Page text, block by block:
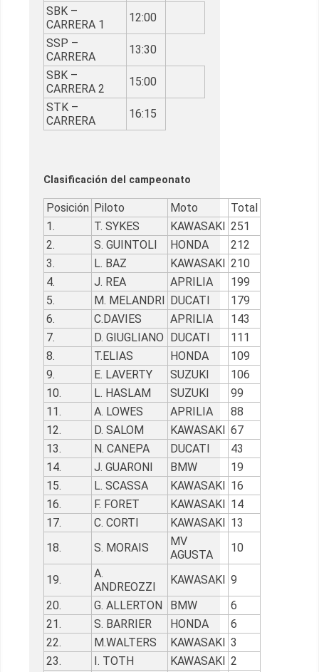
SBK –
CARRERA 1
12:00
SSP –
CARRERA
13:30
SBK –
CARRERA 2
15:00
STK –
CARRERA
16:15
Clasificación del campeonato
Posición Piloto Moto
Total
1.
T. SYKES KAWASAKI 251
2.
S. GUINTOLI HONDA
212
3.
L. BAZ KAWASAKI 210
4.
J. REA APRILIA
199
5.
M. MELANDRI DUCATI
179
6.
C.DAVIES APRILIA
143
7.
D. GIUGLIANO DUCATI
111
8.
T.ELIAS HONDA
109
9.
E. LAVERTY SUZUKI
106
10.
L. HASLAM SUZUKI
99
11.
A. LOWES APRILIA
88
12.
D. SALOM KAWASAKI 67
13.
N. CANEPA DUCATI
43
14.
J. GUARONI BMW
19
15.
L. SCASSA KAWASAKI 16
16.
F. FORET KAWASAKI 14
17.
C. CORTI KAWASAKI 13
18.
S. MORAIS
MV
AGUSTA
10
19.
A.
ANDREOZZI
KAWASAKI 9
20.
G. ALLERTON BMW
6
21.
S. BARRIER HONDA
6
22.
M.WALTERS KAWASAKI 3
23.
I. TOTH KAWASAKI 2